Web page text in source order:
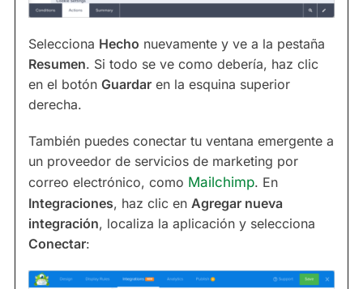
Selecciona Hecho nuevamente y ve a la pestaña
Resumen. Si todo se ve como debería, haz clic
en el botón Guardar en la esquina superior
derecha.
También puedes conectar tu ventana emergente a
un proveedor de servicios de marketing por
correo electrónico, como Mailchimp. En
Integraciones, haz clic en Agregar nueva
integración, localiza la aplicación y selecciona
Conectar: